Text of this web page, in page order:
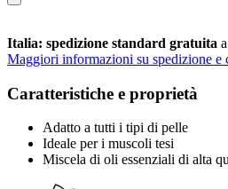
Italia: spedizione standard gratuita
Maggiori informazioni su spedizione e
Caratteristiche e proprietà
Adatto a tutti i tipi di pelle
Ideale per i muscoli tesi
Miscela di oli essenziali di alta